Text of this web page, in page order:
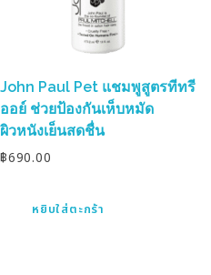
John Paul Pet แชมพูสูตรทีทรี
ออย์ ช่วยป้องกันเห็บหมัด
ผิวหนังเย็นสดชื่น
฿690.00
หยิบใส่ตะกร้า